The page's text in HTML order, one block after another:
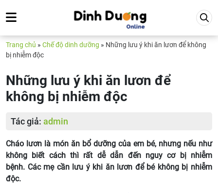
Trang chủ » Chế độ dinh dưỡng » Những lưu ý khi ăn lươn để không
bị nhiễm độc
Những lưu ý khi ăn lươn để
không bị nhiễm độc
Tác giả: admin
Cháo lươn là món ăn bổ dưỡng của em bé, nhưng nếu như
không biết cách thì rất dễ dẫn đến nguy cơ bị nhiễm
bệnh. Các mẹ cần lưu ý khi ăn lươn để bé không bị nhiễm
độc.